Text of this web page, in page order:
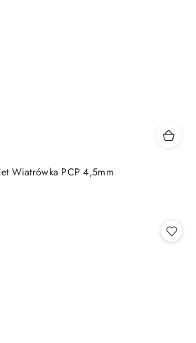
Wiatrówka PCP 4,5mm